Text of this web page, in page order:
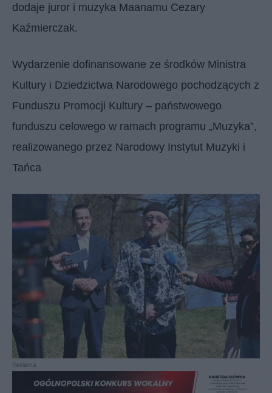
dodaje juror i muzyka Maanamu Cezary
Kaźmierczak.
Wydarzenie dofinansowane ze środków Ministra
Kultury i Dziedzictwa Narodowego pochodzących z
Funduszu Promocji Kultury – państwowego
funduszu celowego w ramach programu „Muzyka”,
realizowanego przez Narodowy Instytut Muzyki i
Tańca
Reklama